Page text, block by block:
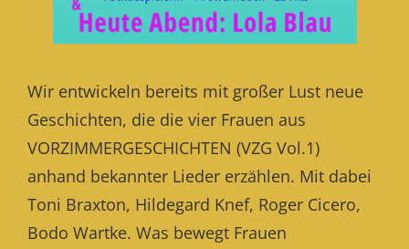
Wir entwickeln bereits mit großer Lust neue
Geschichten, die die vier Frauen aus
VORZIMMERGESCHICHTEN (VZG Vol.1)
anhand bekannter Lieder erzählen. Mit dabei
Toni Braxton, Hildegard Knef, Roger Cicero,
Bodo Wartke. Was bewegt Frauen